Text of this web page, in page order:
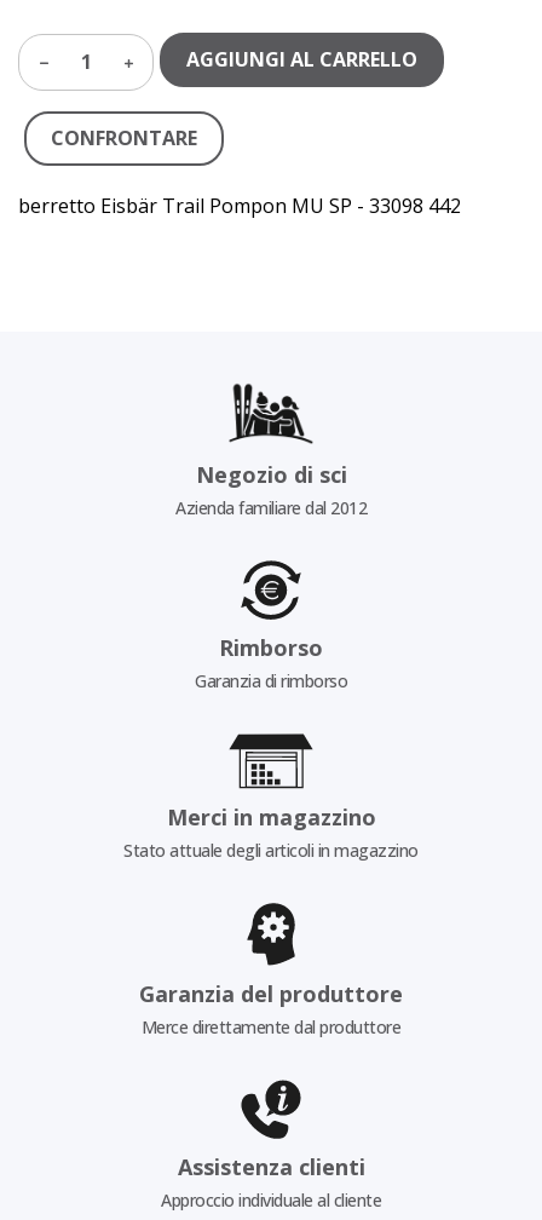
1 AGGIUNGI AL CARRELLO
CONFRONTARE
berretto Eisbär Trail Pompon MU SP - 33098 442
Negozio di sci
Azienda familiare dal 2012
Rimborso
Garanzia di rimborso
Merci in magazzino
Stato attuale degli articoli in magazzino
Garanzia del produttore
Merce direttamente dal produttore
Assistenza clienti
Approccio individuale al cliente